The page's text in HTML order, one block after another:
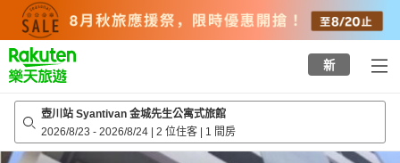
top
page
新
壺川站 Syantivan 金城先生公寓式旅館
2026/8/23 - 2026/8/24 | 2 位住客 | 1 間房